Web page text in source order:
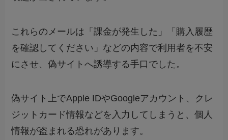
これらのメールは「課金が発生した」「購入履歴
を確認してください」などの内容で利用者を不安
にさせ、偽サイトへ誘導する手口でした。
偽サイト上でApple IDやGoogleアカウント、クレ
ジットカード情報などを入力してしまうと、個人
情報が盗まれる恐れがあります。